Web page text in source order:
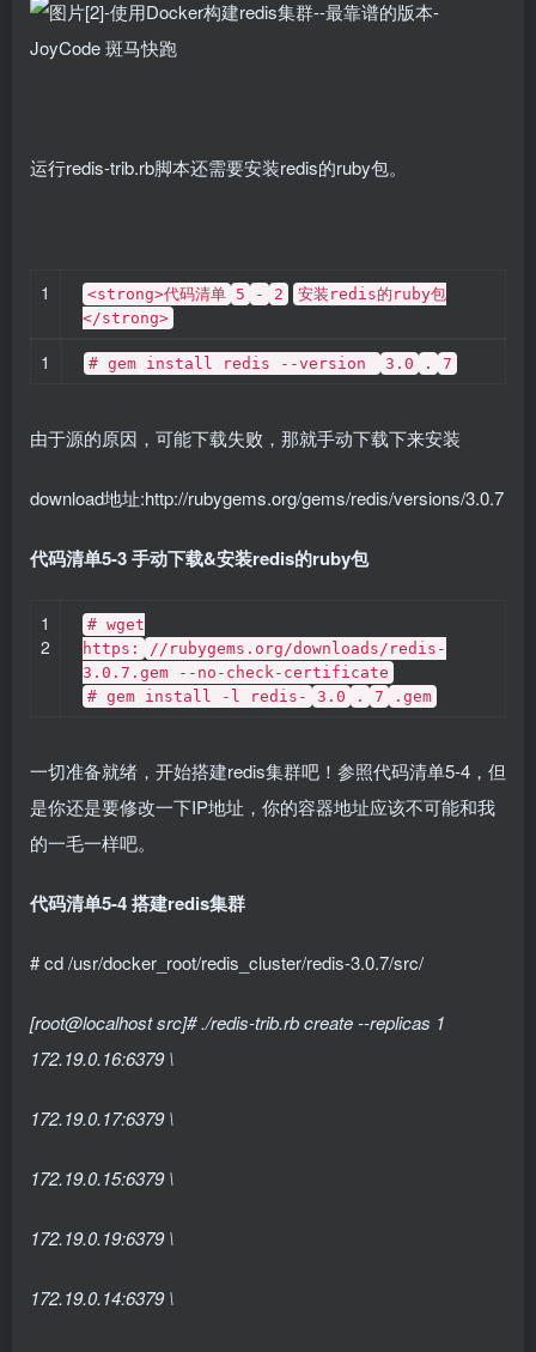
运行redis-trib.rb脚本还需要安装redis的ruby包。
1 <strong>代码清单 5 - 2
安装redis的ruby包
</strong>
1 # gem install redis --version 3.0 . 7
由于源的原因，可能下载失败，那就手动下载下来安装
download地址:http://rubygems.org/gems/redis/versions/3.0.7
代码清单5-3 手动下载&安装redis的ruby包
1
2
# wget
https:
//rubygems.org/downloads/redis-
3.0.7.gem --no-check-certificate
# gem install -l redis-
3.0 . 7 .gem
一切准备就绪，开始搭建redis集群吧！参照代码清单5-4，但
是你还是要修改一下IP地址，你的容器地址应该不可能和我
的一毛一样吧。
代码清单5-4 搭建redis集群
# cd /usr/docker_root/redis_cluster/redis-3.0.7/src/
[root@localhost src]# ./redis-trib.rb create --replicas 1
172.19.0.16:6379 \
172.19.0.17:6379 \
172.19.0.15:6379 \
172.19.0.19:6379 \
172.19.0.14:6379 \